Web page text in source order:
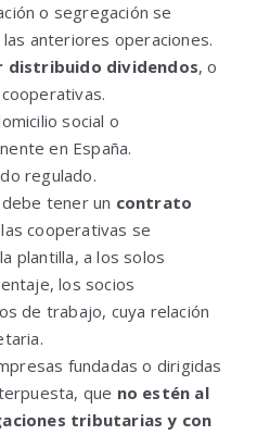
o segregación se
anteriores operaciones.
distribuido dividendos, o
social o
en España.
regulado.
debe tener un contrato
las cooperativas se
plantilla, a los solos
los socios
de trabajo, cuya relación
fundadas o dirigidas
que no estén al
tributarias y con